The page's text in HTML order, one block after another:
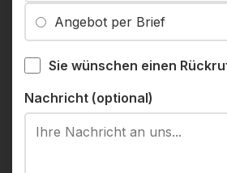
Angebot per Brief
Sie wünschen einen
Nachricht (optional)